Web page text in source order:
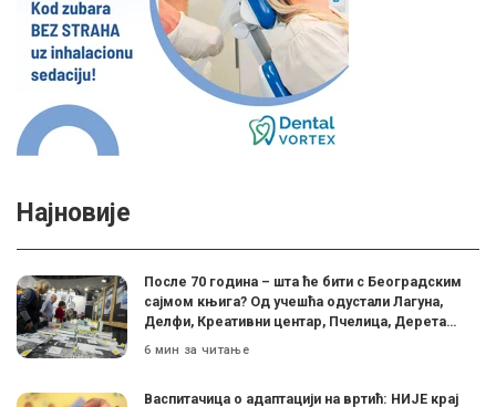
Најновије
После 70 година – шта ће бити с Београдским
сајмом књига? Од учешћа одустали Лагуна,
Делфи, Креативни центар, Пчелица, Дерета…
6 мин за читање
Васпитачица о адаптацији на вртић: НИЈЕ крај